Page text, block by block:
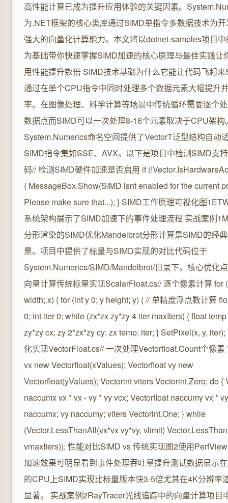
高性能计算已成为提升应用体验的关键因素。
为.NET框架的核心类库通过SIMD单指令多数据技术为
强大的向量化计算能力。本文将以dotnet-samples项目
为基础带你快速掌握SIMD加速的核心原理与最佳实践让
用性能提升数倍 SIMD技术基础为什么它能让代码飞起
通过在单个CPU指令中同时处理多个数据元素大幅提升
率。在图像处理、科学计算等场景中传统循环需要逐个
数据点而SIMD可以一次处理8-16个元素取决于CPU架构
System.Numerics命名空间提供了VectorT泛型结构自动
SIMD指令集如SSE、AVX。以下是项目中检测SIMD支
码// 检测SIMD硬件加速是否启用 if
{ MessageBox.Show(SIMD isnt enabled for the current
Please make sure that...); } SIMD工作原理可视化图
系统架构展示了SIMD加速下的事件处理流程 实战案例
分形渲染的SIMD优化Mandelbrot分形计算是SIMD的经
景。项目中提供了标量与SIMD实现的对比代码位于
System.Numerics/SIMD/Mandelbrot/目录下。核心优化
向量计算传统标量实现ScalarFloat.cs// 逐个像素计算 for
width; x) { for (int y 0; y height; y) { // 单精度浮点数计算
0; int iter 0; while (zx*zx zy*zy 4 iter maxIters) { float
zy*zy cx; zy 2*zx*zy cy; zx temp; iter; } SetPixel(x, y,
化实现VectorFloat.cs// 一次处理Vectorfloat.Count个像素
vx new Vectorfloat(xValues); Vectorfloat vy new
Vectorfloat(yValues); Vectorint viters Vectorint.Zero; do {
naccumx vx * vx - vy * vy vcx; Vectorfloat naccumy vx *
naccumx; vy naccumy; viters Vectorint.One; } while
(Vector.LessThanAll(vx*vx vy*vy, vlimit)
vmaxIters)); 性能对比SIMD vs 传统实现图2使用
加速效果可明显看到事件处理吞吐量提升测试数据显示
的CPU上SIMD实现比标量版本快3-5倍尤其在4K分辨率
显著。 实战案例2RayTracer光线追踪中的向量计算项目